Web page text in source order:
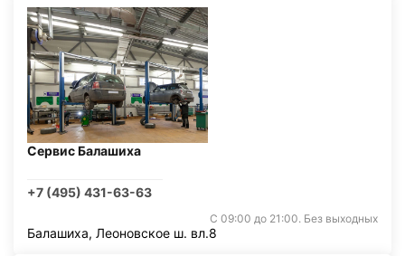
Сервис Балашиха
+7 (495) 431-63-63
С 09:00 до 21:00. Без выходных
Балашиха, Леоновское ш. вл.8